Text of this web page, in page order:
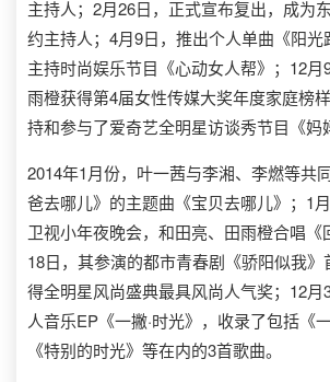
主持人；2月26日，正式宣布复出，成为
约主持人；4月9日，推出个人单曲《阳光
主持时尚娱乐节目《心动女人帮》；12月
雨橙获得第4届女性传媒大奖年度家庭榜
持和参与了爱奇艺全明星访谈秀节目《妈
2014年1月份，叶一茜与李湘、李燃等共
爸去哪儿》的主题曲《宝贝去哪儿》；1
卫视小年夜晚会，和田亮、田雨橙合唱《
18日，其参演的都市青春剧《骄阳似我
得全明星风尚盛典最具风尚人气奖；12月
人音乐EP《一撇·时光》，收录了包括《
《特别的时光》等在内的3首歌曲。